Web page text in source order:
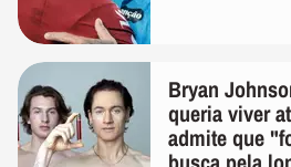
Bryan
queria viver
admite que